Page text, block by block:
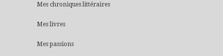
Mes chroniques littéraires
Mes livres
Mes passions